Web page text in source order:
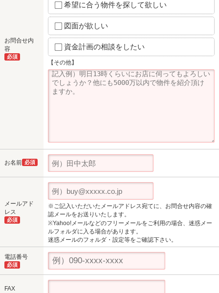
お問合せ内
容
必須
希望に合う物件を探して欲しい
図面が欲しい
資金計画の相談をしたい
【その他】
お名前 必須
メールアド
レス
必須
※ご記入いただいたメールアドレス宛てに、お問合せ内容の確
認メールをお送りいたします。
※Yahoo!メールなどのフリーメールをご利用の場合、迷惑メー
ルフォルダに入る場合があります。
迷惑メールのフォルダ・設定等をご確認下さい。
電話番号
必須
FAX